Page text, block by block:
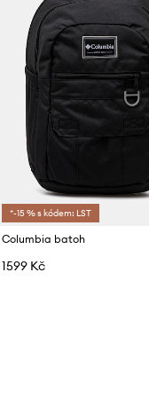
*-15 % s kódem: LST
Columbia batoh
1599 Kč